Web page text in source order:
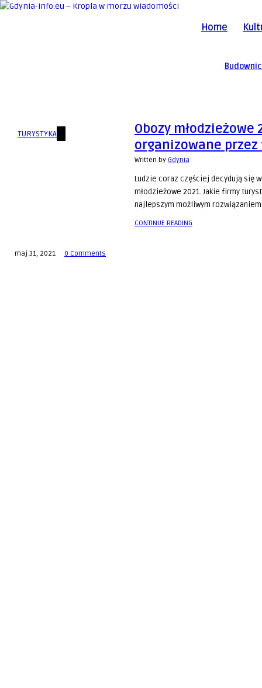
Home
TURYSTYKA
Obozy młodzieżowe
organizowane
Written by Gdynia
Ludzie coraz częściej decydują się
młodzieżowe 2021. Jakie firmy
najlepszym możliwym
CONTINUE READING
maj 31, 2021 0 Comments